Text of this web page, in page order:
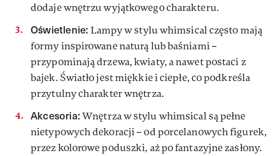
dodaje wnętrzu wyjątkowego charakteru.
Oświetlenie: Lampy w stylu whimsical często mają
formy inspirowane naturą lub baśniami –
przypominają drzewa, kwiaty, a nawet postaci z
bajek. Światło jest miękkie i ciepłe, co podkreśla
przytulny charakter wnętrza.
Akcesoria:Wnętrza w stylu whimsical są pełne
nietypowych dekoracji – od porcelanowych figurek,
przez kolorowe poduszki, aż po fantazyjne zasłony.